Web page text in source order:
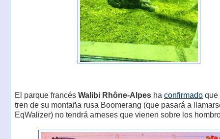
El parque francés Walibi Rhône-Alpesha confirmadoque
tren de su montaña rusa Boomerang (que pasará a
EqWalizer) no tendrá arneses que vienen sobre los